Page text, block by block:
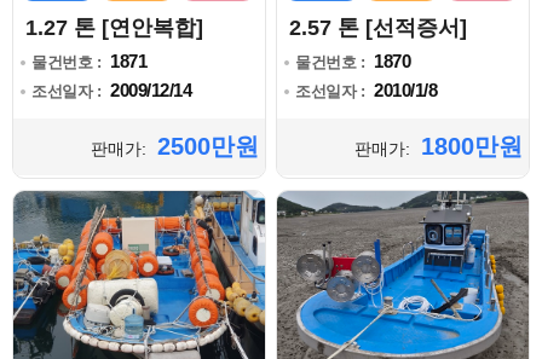
1.27 톤 [연안복합]
물건번호 : 1871
조선일자 : 2009/12/14
판매가: 2500만원
2.57 톤 [선적증서]
물건번호 : 1870
조선일자 : 2010/1/8
판매가: 1800만원